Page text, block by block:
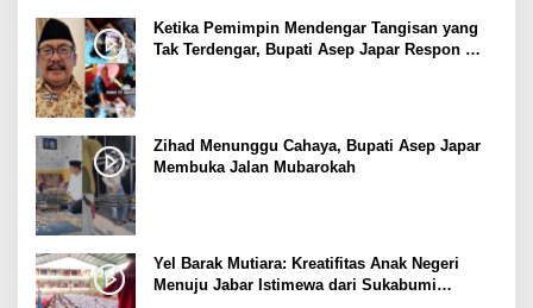
Ketika Pemimpin Mendengar Tangisan yang
Tak Terdengar, Bupati Asep Japar Respon
Zihad Menunggu Cahaya, Bupati Asep Japar
Membuka Jalan Mubarokah
Yel Barak Mutiara: Kreatifitas Anak Negeri
Menuju Jabar Istimewa dari Sukabumi